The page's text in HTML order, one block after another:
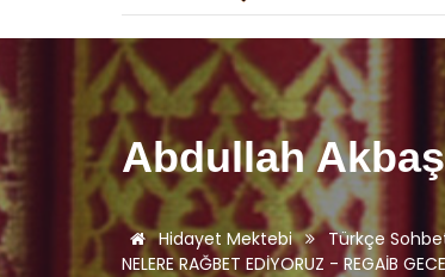
Abdullah Akbaş
Hidayet Mektebi Türkçe
NELERE RAĞBET EDİYORUZ - REGAİB